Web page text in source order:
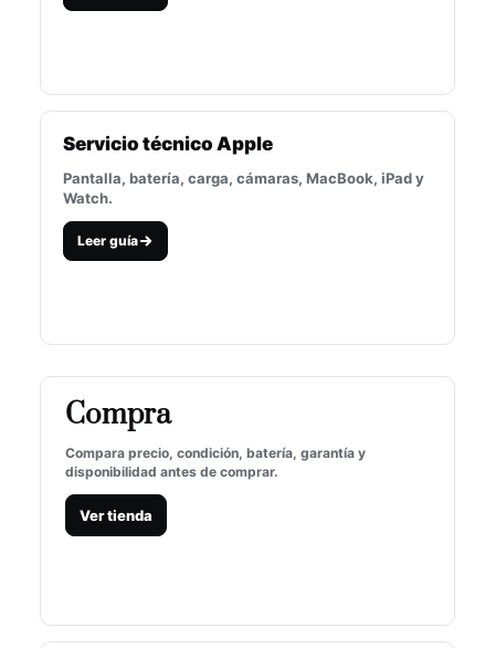
Servicio técnico Apple
Pantalla, batería, carga, cámaras, MacBook, iPad y
Watch.
Leer guía
Compra
Compara precio, condición, batería, garantía y
disponibilidad antes de comprar.
Ver tienda